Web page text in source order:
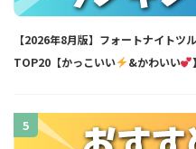
【2026年8月版】フォートナイトツ
TOP20【かっこいい
&かわいい 】
5